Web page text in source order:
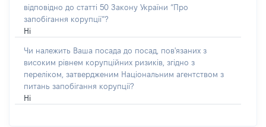
відповідно до статті 50 Закону України “Про
запобігання корупції”?
Ні
Чи належить Ваша посада до посад, пов'язаних з
високим рівнем корупційних ризиків, згідно з
переліком, затвердженим Національним агентством з
питань запобігання корупції?
Ні